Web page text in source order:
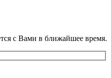
с Вами в ближайшее время.